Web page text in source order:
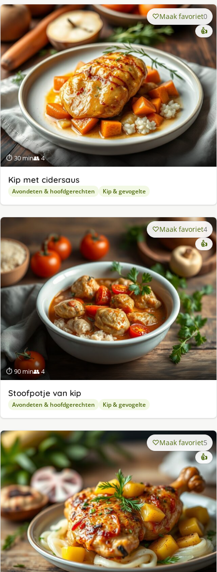
⏱ 30 min👥 4
Maak favoriet0
👍
Kip met cidersaus
Avondeten & hoofdgerechten Kip & gevogelte
⏱ 90 min👥 4
Maak favoriet4
👍
Stoofpotje van kip
Avondeten & hoofdgerechten Kip & gevogelte
Maak favoriet5
👍